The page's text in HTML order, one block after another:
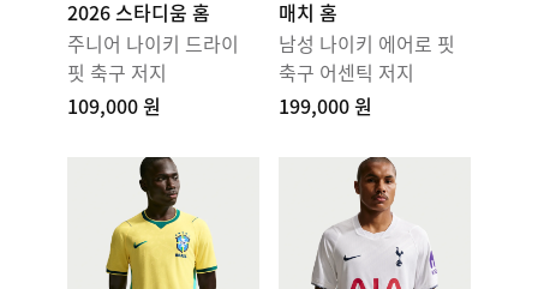
2026 스타디움 홈
주니어 나이키 드라이
핏 축구 저지
109,000 원
매치 홈
남성 나이키 에어로 핏
축구 어센틱 저지
199,000 원